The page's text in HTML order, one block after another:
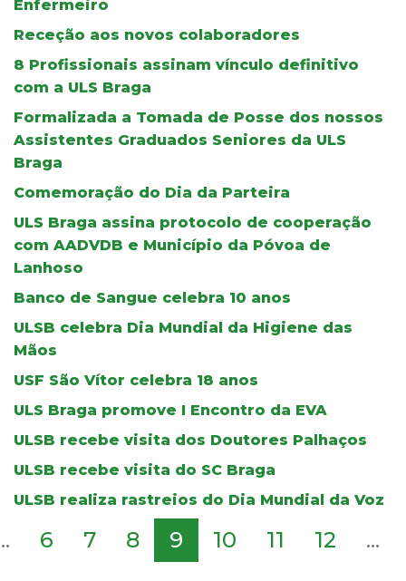
Enfermeiro
Receção aos novos colaboradores
8 Profissionais assinam vínculo definitivo
com a ULS Braga
Formalizada a Tomada de Posse dos nossos
Assistentes Graduados Seniores da ULS
Braga
Comemoração do Dia da Parteira
ULS Braga assina protocolo de cooperação
com AADVDB e Município da Póvoa de
Lanhoso
Banco de Sangue celebra 10 anos
ULSB celebra Dia Mundial da Higiene das
Mãos
USF São Vítor celebra 18 anos
ULS Braga promove I Encontro da EVA
ULSB recebe visita dos Doutores Palhaços
ULSB recebe visita do SC Braga
ULSB realiza rastreios do Dia Mundial da Voz
6 7 8 9 10 11 12 ...